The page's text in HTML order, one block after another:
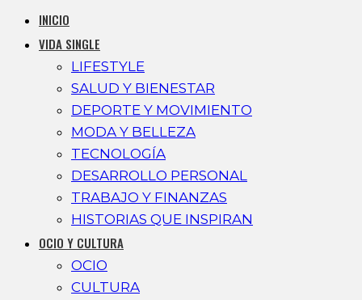
INICIO
VIDA SINGLE
LIFESTYLE
SALUD Y BIENESTAR
DEPORTE Y MOVIMIENTO
MODA Y BELLEZA
TECNOLOGÍA
DESARROLLO PERSONAL
TRABAJO Y FINANZAS
HISTORIAS QUE INSPIRAN
OCIO Y CULTURA
OCIO
CULTURA